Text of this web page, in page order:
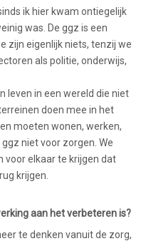
ik hier kwam ontiegelijk
was. De ggz is een
zijn eigenlijk niets, tenzij we
als politie, onderwijs,
leven in een wereld die niet
doen mee in het
moeten wonen, werken,
niet voor zorgen. We
voor elkaar te krijgen dat
krijgen.
aan het verbeteren is?
te denken vanuit de zorg,